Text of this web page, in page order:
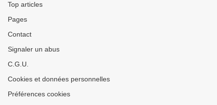
Top articles
Pages
Contact
Signaler un abus
C.G.U.
Cookies et données personnelles
Préférences cookies